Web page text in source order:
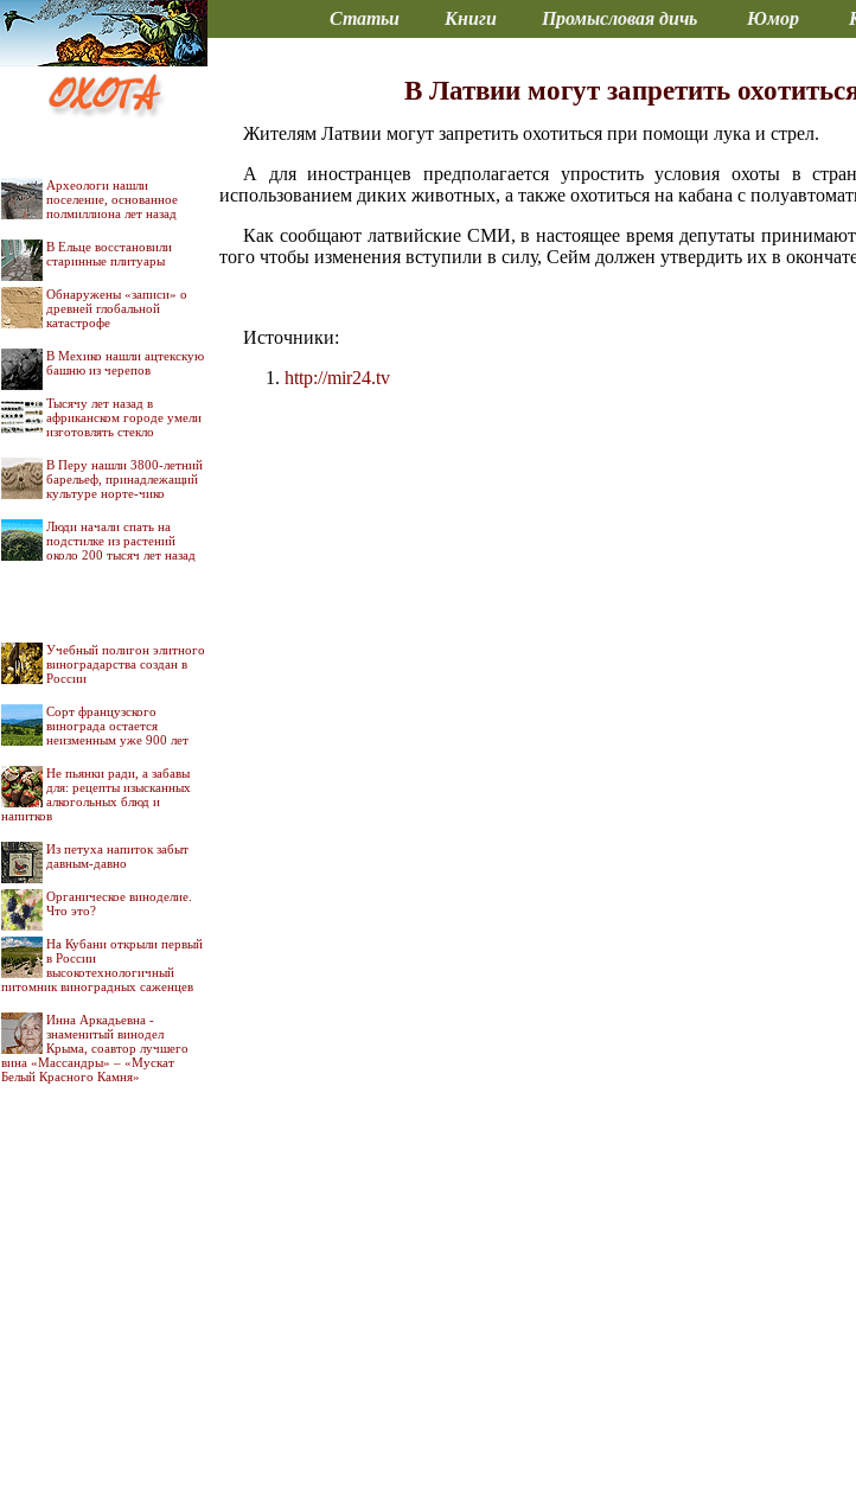
Статьи Книги Промысловая дичь Юмор
Археологи нашли
поселение, основанное
полмиллиона лет назад
В Ельце восстановили
старинные плитуары
Обнаружены «записи» о
древней глобальной
катастрофе
В Мехико нашли ацтекскую
башню из черепов
Тысячу лет назад в
африканском городе умели
изготовлять стекло
В Перу нашли 3800-летний
барельеф, принадлежащий
культуре норте-чико
Люди начали спать на
подстилке из растений
около 200 тысяч лет назад
Учебный полигон элитного
виноградарства создан в
России
Сорт французского
винограда остается
неизменным уже 900 лет
Не пьянки ради, а забавы
для: рецепты изысканных
алкогольных блюд и
напитков
Из петуха напиток забыт
давным-давно
Органическое виноделие.
Что это?
На Кубани открыли первый
в России
высокотехнологичный
питомник виноградных саженцев
Инна Аркадьевна -
знаменитый винодел
Крыма, соавтор лучшего
вина «Массандры» – «Мускат
Белый Красного Камня»
В Латвии могут запретить
Жителям Латвии могут запретить охотиться при помощи лука и стрел.
А для иностранцев предполагается упростить условия охоты в
использованием диких животных, а также охотиться на кабана с
Как сообщают латвийские СМИ, в настоящее время депутаты принимают
того чтобы изменения вступили в силу, Сейм должен утвердить их в
Источники:
http://mir24.tv